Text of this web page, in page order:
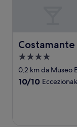
Costamante
Costamante
Struttura
a
4.0
0,2 km da Museo
10.0
10/10